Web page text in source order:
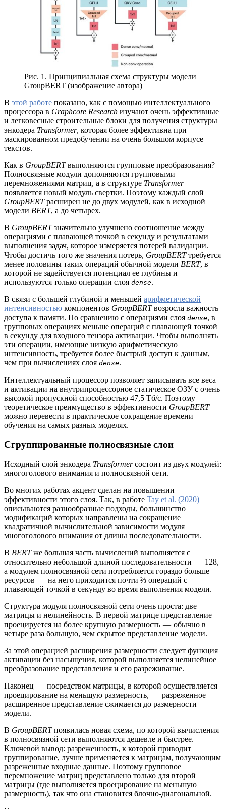
Рис. 1. Принципиальная схема структуры модели
GroupBERT (изображение автора)
В этой работе показано, как с помощью интеллектуального
процессора в Graphcore Research изучают очень эффективные
и легковесные строительные блоки для получения структуры
энкодера Transformer, которая более эффективна при
маскированном предобучении на очень большом корпусе
текстов.
Как в GroupBERTвыполняются групповые преобразования?
Полносвязные модули дополняются групповыми
перемножениями матриц, а в структуре Transformer
появляется новый модуль свертки. Поэтому каждый слой
GroupBERTрасширен не до двух модулей, как в исходной
модели BERT, а до четырех.
В GroupBERTзначительно улучшено соотношение между
операциями с плавающей точкой в секунду и результатами
выполнения задач, которое измеряется потерей валидации.
Чтобы достичь того же значения потерь, GroupBERTтребуется
менее половины таких операций обычной модели BERT, в
которой не задействуется потенциал ее глубины и
используются только операции слоя dense.
В связи с большей глубиной и меньшей арифметической
интенсивностью компонентов GroupBERTвозросла важность
доступа к памяти. По сравнению с операциями слоя dense, в
групповых операциях меньше операций с плавающей точкой
в секунду для входного тензора активации. Чтобы выполнять
эти операции, имеющие низкую арифметическую
интенсивность, требуется более быстрый доступ к данным,
чем при вычислениях слоя dense.
Интеллектуальный процессор позволяет записывать все веса
и активации на внутрипроцессорное статическое ОЗУ с очень
высокой пропускной способностью 47,5 Тб/с. Поэтому
теоретическое преимущество в эффективности GroupBERT
можно перевести в практическое сокращение времени
обучения на самых разных моделях.
Сгруппированные полносвязные слои
Исходный слой энкодера Transformerсостоит из двух модулей:
многоголового внимания и полносвязной сети.
Во многих работах акцент сделан на повышении
эффективности этого слоя. Так, в работе Tay et al. (2020)
описываются разнообразные подходы, большинство
модификаций которых направлены на сокращение
квадратичной вычислительной зависимости модуля
многоголового внимания от длины последовательности.
В BERTже большая часть вычислений выполняется с
относительно небольшой длиной последовательности — 128,
а модулем полносвязной сети потребляется гораздо больше
ресурсов — на него приходится почти ⅔ операций с
плавающей точкой в секунду во время выполнения модели.
Структура модуля полносвязной сети очень проста: две
матрицы и нелинейность. В первой матрице представление
проецируется на более крупную размерность — обычно в
четыре раза большую, чем скрытое представление модели.
За этой операцией расширения размерности следует функция
активации без насыщения, которой выполняется нелинейное
преобразование представления и его разреживание.
Наконец — посредством матрицы, в которой осуществляется
проецирование на меньшую размерность, — разреженное
расширенное представление сжимается до размерности
модели.
В GroupBERTпоявилась новая схема, по которой вычисления
в полносвязной сети выполняются дешевле и быстрее.
Ключевой вывод: разреженность, к которой приводит
группирование, лучше применяется к матрицам, получающим
разреженные входные данные. Поэтому групповое
перемножение матриц представлено только для второй
матрицы (где выполняется проецирование на меньшую
размерность), так что она становится блочно-диагональной.